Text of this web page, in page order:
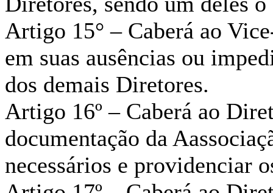
Artigo 15° – Caberá ao
em suas ausências ou
dos demais Diretores.
Artigo 16º – Caberá ao
documentação da
necessários e providenciar